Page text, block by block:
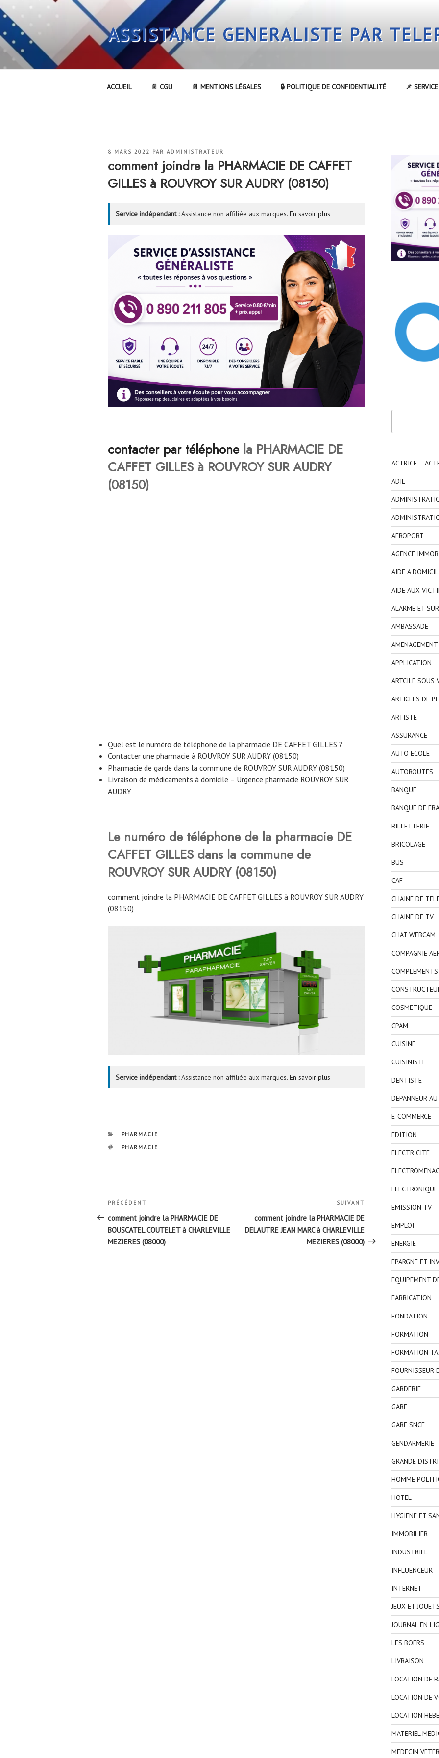
Aller
au
contenu
principal
ASSISTANCE GENERALISTE PAR
ACCUEIL 📄 CGU 📄 MENTIONS LÉGALES 🔒 POLITIQUE DE CONFIDENTIALITÉ 📌
PUBLIÉ
8 MARS 2022 PAR ADMINISTRATEUR
comment joindre la PHARMACIE DE CAFFET
GILLES à ROUVROY SUR AUDRY (08150)
Service indépendant :Assistance non affiliée aux marques. En savoir plus
contacter par téléphonela PHARMACIE DE
CAFFET GILLES à ROUVROY SUR AUDRY
(08150)
Quel est le numéro de téléphone de la pharmacie DE CAFFET GILLES ?
Contacter une pharmacie à ROUVROY SUR AUDRY (08150)
Pharmacie de garde dans la commune de ROUVROY SUR AUDRY (08150)
Livraison de médicaments à domicile – Urgence pharmacie ROUVROY SUR
AUDRY
Le numéro de téléphone de la pharmacie DE
CAFFET GILLES dans la commune de
ROUVROY SUR AUDRY (08150)
comment joindre la PHARMACIE DE CAFFET GILLES à ROUVROY SUR AUDRY
(08150)
Service indépendant :Assistance non affiliée aux marques. En savoir plus
CATÉGORIES
PHARMACIE
ÉTIQUETTES
PHARMACIE
Navigation
de
l’article
Article
précédent
PRÉCÉDENT
comment joindre la PHARMACIE DE
BOUSCATEL COUTELET à CHARLEVILLE
MEZIERES (08000)
suivant
SUIVANT
comment joindre la PHARMACIE DE
DELAUTRE JEAN MARC à CHARLEVILLE
MEZIERES (08000)
ACTRICE –
ADIL
AEROPORT
AGENCE
AIDE A
AIDE AUX
ALARME ET
AMBASSADE
APPLICATION
ARTCILE SOUS
ARTICLES DE
ARTISTE
ASSURANCE
AUTO ECOLE
AUTOROUTES
BANQUE
BANQUE DE
BILLETTERIE
BRICOLAGE
BUS
CAF
CHAINE DE
CHAINE DE TV
CHAT WEBCAM
COMPAGNIE
COSMETIQUE
CPAM
CUISINE
CUISINISTE
DENTISTE
DEPANNEUR
E-COMMERCE
EDITION
ELECTRICITE
EMISSION TV
EMPLOI
ENERGIE
EPARGNE ET
EQUIPEMENT
FABRICATION
FONDATION
FORMATION
FORMATION
FOURNISSEUR
GARDERIE
GARE
GARE SNCF
GENDARMERIE
GRANDE
HOMME
HOTEL
HYGIENE ET
IMMOBILIER
INDUSTRIEL
INFLUENCEUR
INTERNET
JEUX ET JOUETS
JOURNAL EN
LES BOERS
LIVRAISON
LOCATION DE
LOCATION DE
LOCATION
MATERIEL
MEDECIN